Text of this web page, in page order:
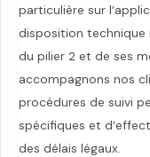
particulière sur
disposition technique
du pilier 2 et de ses
accompagnons nos
procédures de suivi
spécifiques et
des délais légaux.